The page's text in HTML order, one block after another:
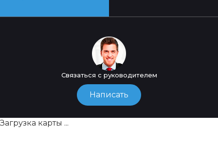
Связаться с руководителем
Написать
Загрузка карты ...